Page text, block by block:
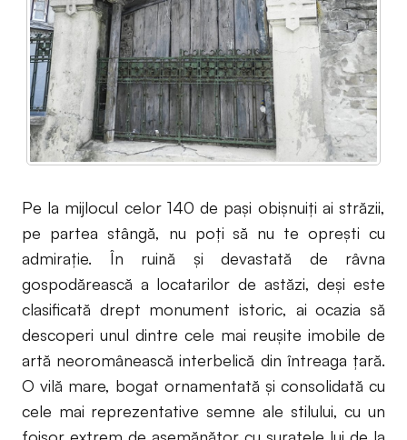
Pe la mijlocul celor 140 de paşi obişnuiţi ai străzii,
pe partea stângă, nu poţi să nu te opreşti cu
admiraţie. În ruină şi devastată de râvna
gospodărească a locatarilor de astăzi, deşi este
clasificată drept monument istoric, ai ocazia să
descoperi unul dintre cele mai reuşite imobile de
artă neoromânească interbelică din întreaga ţară.
O vilă mare, bogat ornamentată şi consolidată cu
cele mai reprezentative semne ale stilului, cu un
foişor extrem de asemănător cu suratele lui de la